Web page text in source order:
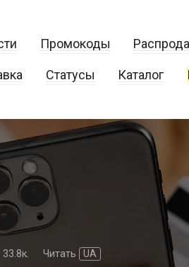
Промокоды
Статусы Каталог
33.8к. Читать UA